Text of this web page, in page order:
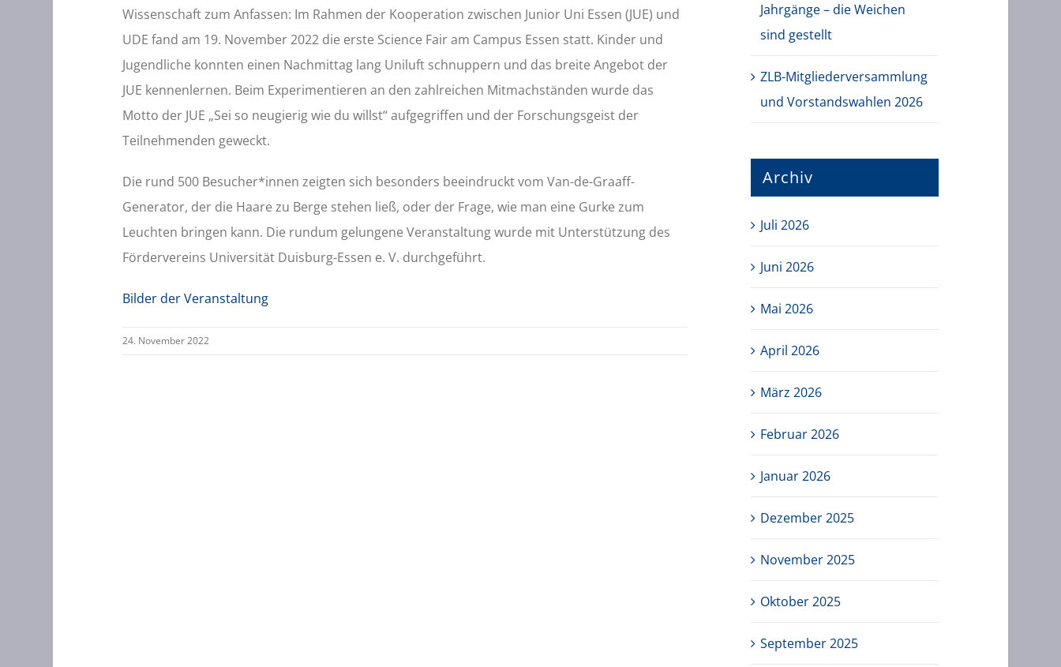
Wissenschaft zum Anfassen: Im Rahmen der Kooperation zwischen Junior Uni Essen (JUE) und
UDE fand am 19. November 2022 die erste Science Fair am Campus Essen statt. Kinder und
Jugendliche konnten einen Nachmittag lang Uniluft schnuppern und das breite Angebot der
JUE kennenlernen. Beim Experimentieren an den zahlreichen Mitmachständen wurde das
Motto der JUE „Sei so neugierig wie du willst“ aufgegriffen und der Forschungsgeist der
Teilnehmenden geweckt.
Die rund 500 Besucher*innen zeigten sich besonders beeindruckt vom Van-de-Graaff-
Generator, der die Haare zu Berge stehen ließ, oder der Frage, wie man eine Gurke zum
Leuchten bringen kann. Die rundum gelungene Veranstaltung wurde mit Unterstützung des
Fördervereins Universität Duisburg-Essen e. V. durchgeführt.
Bilder der Veranstaltung
24. November 2022
Jahrgänge – die Weichen
sind gestellt
ZLB-Mitgliederversammlung
und Vorstandswahlen 2026
Archiv
Juli 2026
Juni 2026
Mai 2026
April 2026
März 2026
Februar 2026
Januar 2026
Dezember 2025
November 2025
Oktober 2025
September 2025